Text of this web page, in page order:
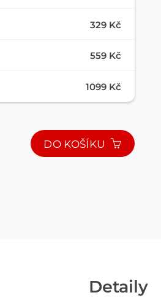
329 Kč
559 Kč
1099 Kč
DO KOŠÍKU
Detaily